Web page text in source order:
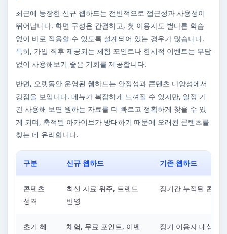
최근에 등장한 신규 웹하드는 전반적으로 접근성과 사용성이
뛰어납니다. 화면 구성은 간결하고, 첫 이용자도 별다른 학습
없이 바로 적응할 수 있도록 설계되어 있는 경우가 많습니다.
특히, 가입 직후 제공되는 체험 포인트나 한시적 이벤트는 부담
없이 사용해보기 좋은 기회를 제공합니다.
반면, 오랫동안 운영된 웹하드는 안정성과 콘텐츠 다양성에서
강점을 보입니다. 메뉴가 복잡하게 느껴질 수 있지만, 일정 기
간 사용해 보면 원하는 자료를 더 빠르고 정확하게 찾을 수 있
게 되며, 축적된 아카이브가 방대하기 때문에 오래된 콘텐츠를
찾는 데 유리합니다.
구분 신규 웹하드 기존 웹하드
콘텐츠
성격
최신 자료 위주, 트렌드
반영
장기간 누적된 콘텐
초기 혜
체험, 무료 포인트, 이벤
장기 이용자 대상 혜